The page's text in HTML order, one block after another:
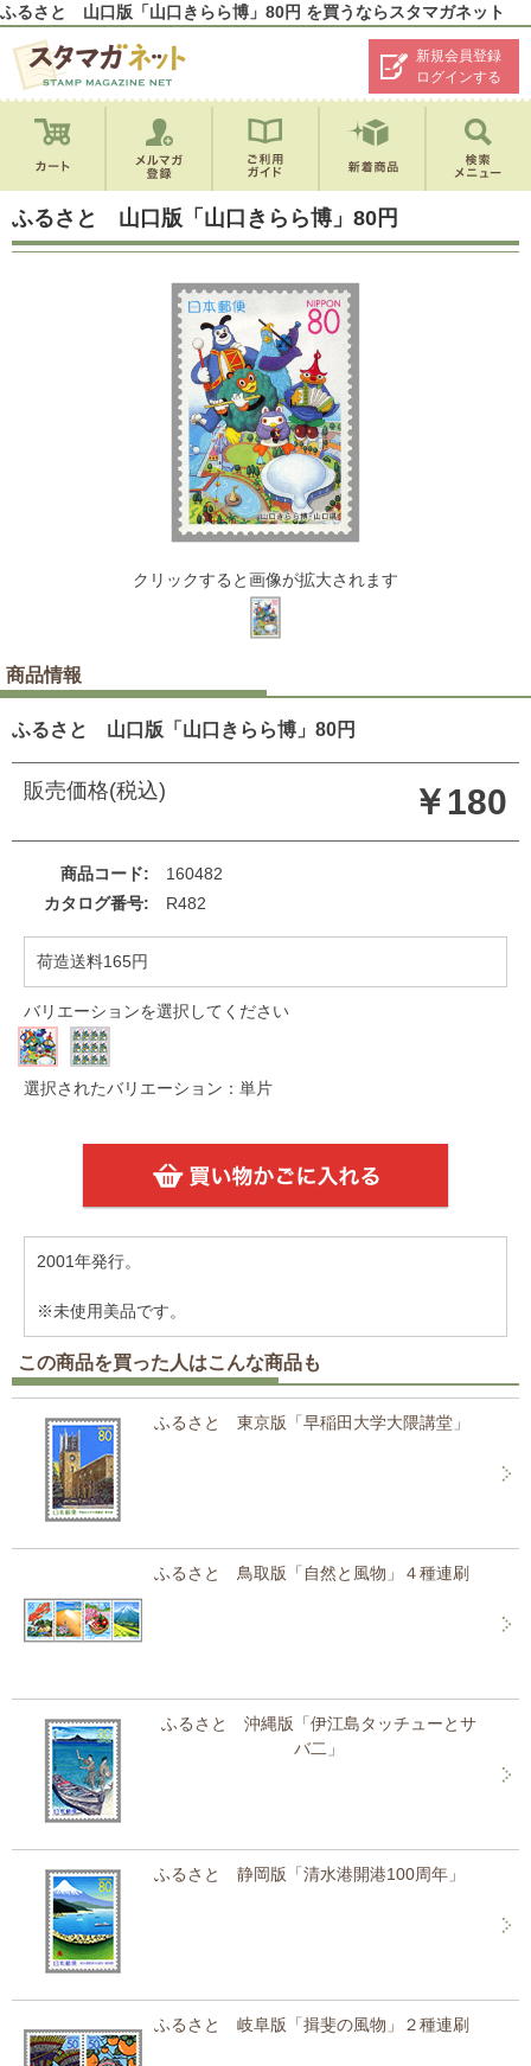
ふるさと 山口版「山口きらら博」80円 を買うならスタマガネット
新規会員登録
ログインする
ふるさと 山口版「山口きらら博」80円
クリックすると画像が拡大されます
商品情報
ふるさと 山口版「山口きらら博」80円
販売価格(税込) ￥180
商品コード
160482
カタログ番号
R482
荷造送料165円
バリエーションを選択してください
選択されたバリエーション：単片
2001年発行。
※未使用美品です。
この商品を買った人はこんな商品も
ふるさと 東京版「早稲田大学大隈講堂」
ふるさと 鳥取版「自然と風物」４種連刷
ふるさと 沖縄版「伊江島タッチューとサ
バ二」
ふるさと 静岡版「清水港開港100周年」
ふるさと 岐阜版「揖斐の風物」２種連刷